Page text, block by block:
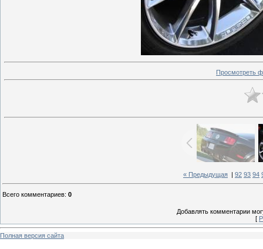
Просмотреть
« Предыдущая 92 93 94
Всего комментариев: 0
Добавлять комментарии
[
Полная версия сайта